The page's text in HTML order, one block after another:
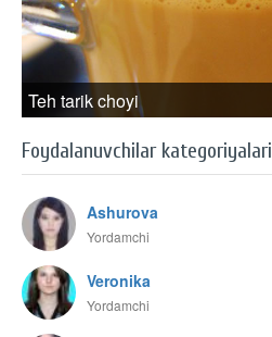
Teh tarik choyi
Foydalanuvchilar kategoriyalari
Ashurova
Yordamchi
Veronika
Yordamchi